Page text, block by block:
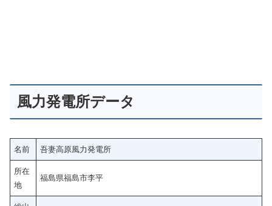
風力発電所データ
名前 吾妻⾼原⾵⼒発電所
所在
地
福島県福島市李平